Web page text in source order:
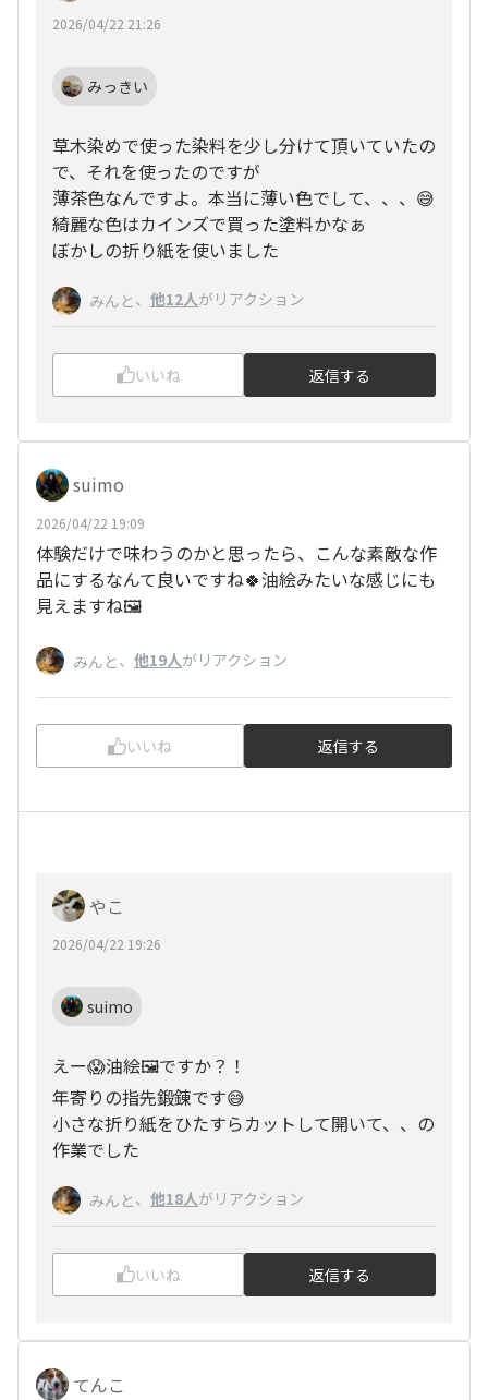
2026/04/22 21:26
みっきい
草木染めで使った染料を少し分けて頂いていたの
で、それを使ったのですが
薄茶色なんですよ。本当に薄い色でして、、、😅
綺麗な色はカインズで買った塗料かなぁ
ぼかしの折り紙を使いました
みんと、 他12人がリアクション
いいね 返信する
suimo
2026/04/22 19:09
体験だけで味わうのかと思ったら、こんな素敵な作
品にするなんて良いですね🍀油絵みたいな感じにも
見えますね🖼️
みんと、 他19人がリアクション
いいね 返信する
やこ
2026/04/22 19:26
suimo
えー😱油絵🖼️ですか？！
年寄りの指先鍛錬です😅
小さな折り紙をひたすらカットして開いて、、の
作業でした
みんと、 他18人がリアクション
いいね 返信する
てんこ